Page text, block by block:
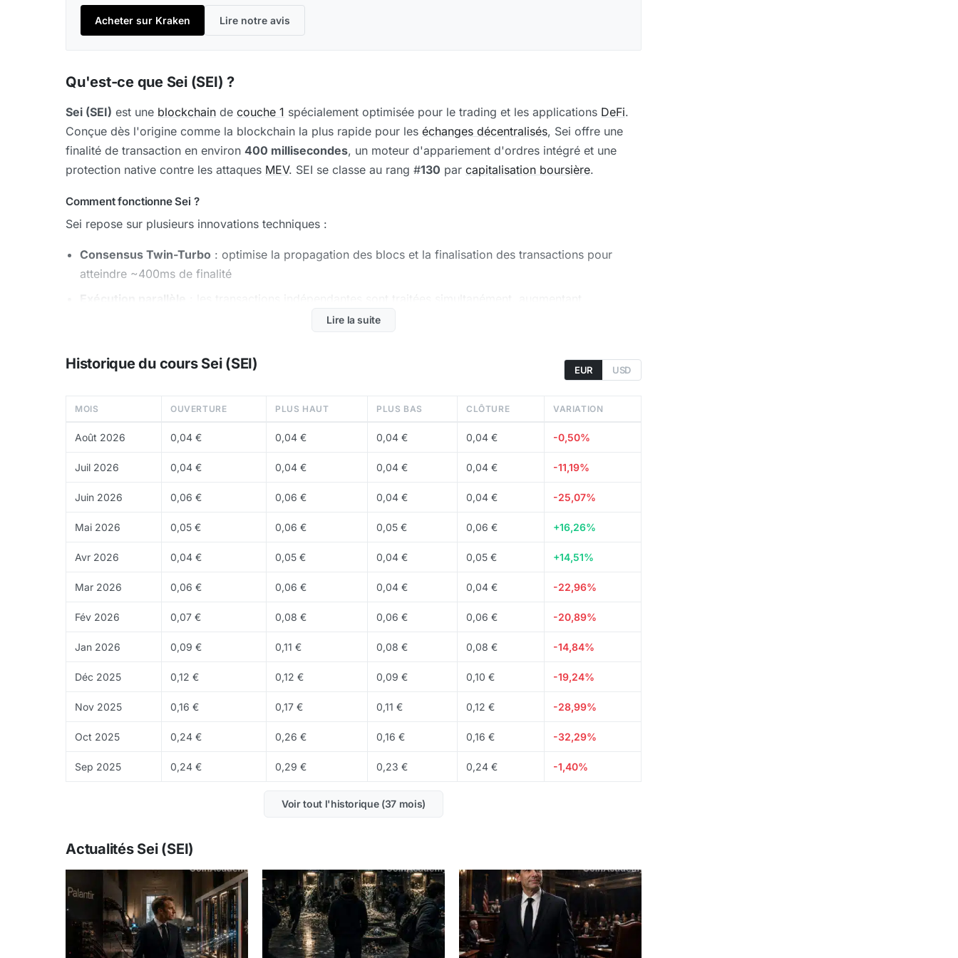
Acheter sur Kraken Lire notre avis
Qu'est-ce que Sei (SEI) ?
Sei (SEI) est une blockchain de couche 1 spécialement optimisée pour le trading et les applications DeFi.
Conçue dès l'origine comme la blockchain la plus rapide pour les échanges décentralisés, Sei offre une
finalité de transaction en environ 400 millisecondes, un moteur d'appariement d'ordres intégré et une
protection native contre les attaques MEV. SEI se classe au rang #130 par capitalisation boursière.
Comment fonctionne Sei ?
Sei repose sur plusieurs innovations techniques :
Consensus Twin-Turbo : optimise la propagation des blocs et la finalisation des transactions pour
atteindre ~400ms de finalité
Exécution parallèle
: les transactions indépendantes sont traitées simultanément, augmentant
blockchain, optimisant le trading on-chain
Depuis le lancement de Sei V2
en 2024, Sei est devenue la première blockchain parallélisée compatible
EVM , permettant aux développeurs de déployer des smart contracts
Solidity tout en bénéficiant de
LetokenSEI est utilisé pour les frais de gas, le et lagouvernance . Environ
SEI sont en
circulation, soit 67 % de la supply totale. La supply maximale est de
illimité tokens.
Où acheter du Sei ?
Lire la suite
Historique du cours Sei (SEI) EUR USD
MOIS OUVERTURE PLUS HAUT PLUS BAS CLÔTURE VARIATION
Août 2026 0,04 € 0,04 € 0,04 € 0,04 € -0,50%
Juil 2026 0,04 € 0,04 € 0,04 € 0,04 € -11,19%
Juin 2026 0,06 € 0,06 € 0,04 € 0,04 € -25,07%
Mai 2026 0,05 € 0,06 € 0,05 € 0,06 € +16,26%
Avr 2026 0,04 € 0,05 € 0,04 € 0,05 € +14,51%
Mar 2026 0,06 € 0,06 € 0,04 € 0,04 € -22,96%
Fév 2026 0,07 € 0,08 € 0,06 € 0,06 € -20,89%
Jan 2026 0,09 € 0,11 € 0,08 € 0,08 € -14,84%
Déc 2025 0,12 € 0,12 € 0,09 € 0,10 € -19,24%
Nov 2025 0,16 € 0,17 € 0,11 € 0,12 € -28,99%
Oct 2025 0,24 € 0,26 € 0,16 € 0,16 € -32,29%
Sep 2025 0,24 € 0,29 € 0,23 € 0,24 € -1,40%
Voir tout l'historique (37 mois)
Actualités Sei (SEI)